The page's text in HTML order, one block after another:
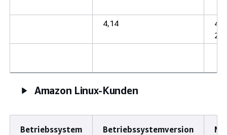
4,14
Amazon Linux-Kunden
Betriebssystem Betriebssystemversion